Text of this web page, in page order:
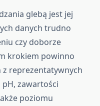
glebą jest jej
danych trudno
czy doborze
krokiem powinno
reprezentatywnych
zawartości
poziomu